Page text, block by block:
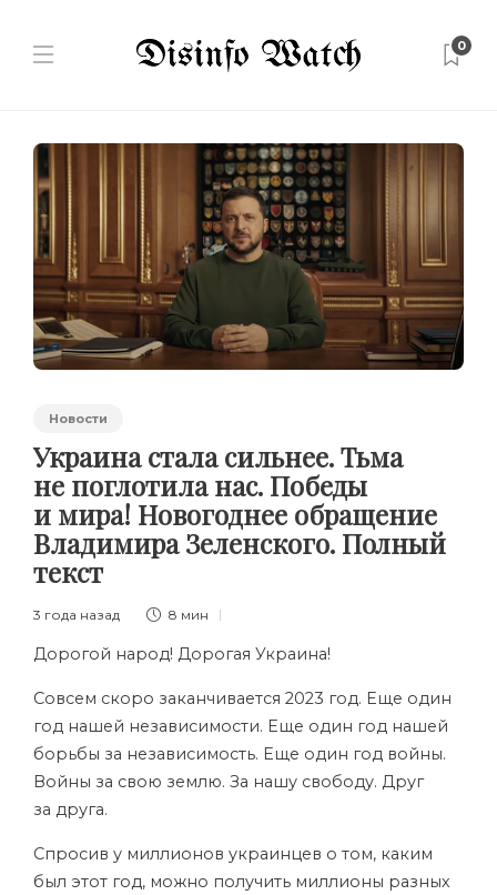
0
Новости
Украина стала сильнее. Тьма
не поглотила нас. Победы
и мира! Новогоднее обращение
Владимира Зеленского. Полный
текст
3 года назад 8 мин
Дорогой народ! Дорогая Украина!
Совсем скоро заканчивается 2023 год. Еще один
год нашей независимости. Еще один год нашей
борьбы за независимость. Еще один год войны.
Войны за свою землю. За нашу свободу. Друг
за друга.
Спросив у миллионов украинцев о том, каким
был этот год, можно получить миллионы разных